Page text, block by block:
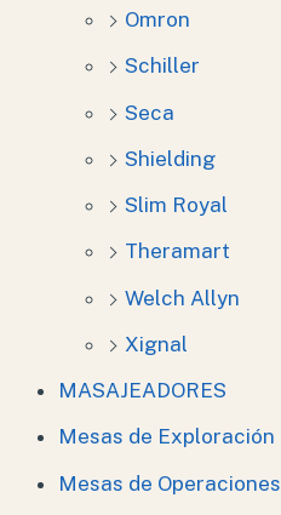
Omron
Schiller
Seca
Shielding
Slim Royal
Theramart
Welch Allyn
Xignal
MASAJEADORES
Mesas de Exploración
Mesas de Operaciones